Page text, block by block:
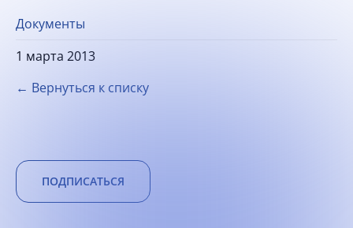
Документы
1 марта 2013
← Вернуться к списку
ПОДПИСАТЬСЯ